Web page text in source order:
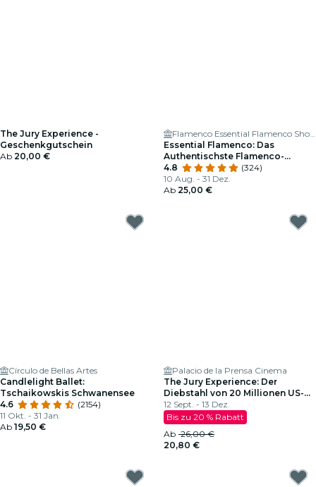
The Jury Experience -
Geschenkgutschein
Ab 20,00 €
Flamenco Essential Flamenco Show
Essential Flamenco: Das
Authentischste Flamenco-
Erlebnis in Madrid
4.8
(324)
10 Aug. - 31 Dez.
Ab 25,00 €
Círculo de Bellas Artes
Candlelight Ballet:
Tschaikowskis Schwanensee
4.6
(2154)
11 Okt. - 31 Jan.
Ab 19,50 €
Palacio de la Prensa Cinema
The Jury Experience: Der
Diebstahl von 20 Millionen US-
Dollar
12 Sept. - 13 Dez.
Bis zu 20 % Rabatt
Ab 26,00 €
20,80 €